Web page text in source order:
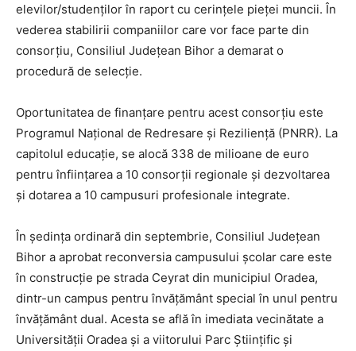
elevilor/studenților în raport cu cerințele pieței muncii. În
vederea stabilirii companiilor care vor face parte din
consorțiu, Consiliul Județean Bihor a demarat o
procedură de selecție.
Oportunitatea de finanțare pentru acest consorțiu este
Programul Național de Redresare și Reziliență (PNRR). La
capitolul educație, se alocă 338 de milioane de euro
pentru înființarea a 10 consorții regionale și dezvoltarea
și dotarea a 10 campusuri profesionale integrate.
În ședința ordinară din septembrie, Consiliul Județean
Bihor a aprobat reconversia campusului școlar care este
în construcție pe strada Ceyrat din municipiul Oradea,
dintr-un campus pentru învățământ special în unul pentru
învățământ dual. Acesta se află în imediata vecinătate a
Universității Oradea și a viitorului Parc Științific și